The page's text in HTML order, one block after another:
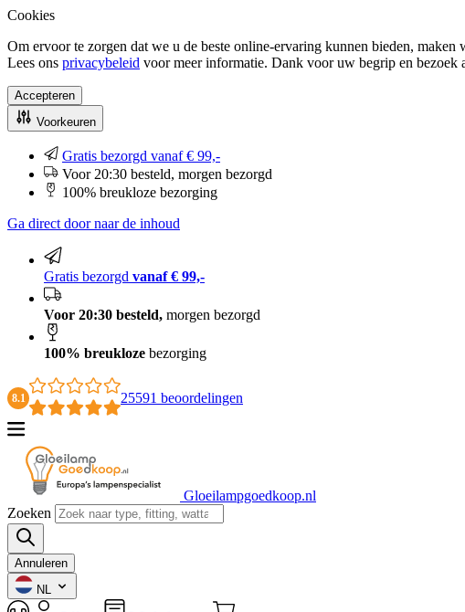
Cookies
Om ervoor te zorgen dat we u de beste online-ervaring kunnen bieden,
Lees ons privacybeleid voor meer informatie. Dank voor uw begrip en bezoek
Accepteren
Voorkeuren
Gratis bezorgd vanaf € 99,-
Voor 20:30 besteld, morgen bezorgd
100% breukloze bezorging
Ga direct door naar de inhoud
Gratis bezorgd vanaf € 99,-
Voor 20:30 besteld, morgen bezorgd
100% breukloze bezorging
8.1 25591 beoordelingen
Gloeilampgoedkoop.nl
Zoeken
Annuleren
NL